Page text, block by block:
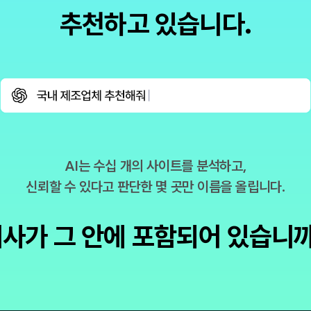
추천하고 있습니다.
AI는 수십 개의 사이트를 분석하고,
신뢰할 수 있다고 판단한 몇 곳만 이름을 올립니다.
가 그 안에 포함되어 있습니